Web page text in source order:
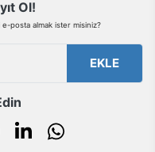
Ol!
e-posta almak ister misiniz?
EKLE